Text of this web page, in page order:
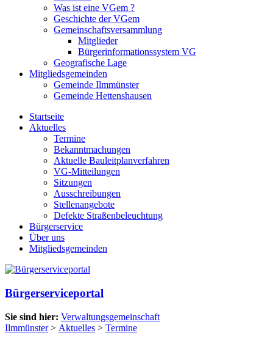
Was ist eine VGem ?
Geschichte der VGem
Gemeinschaftsversammlung
Mitglieder
Bürgerinformationssystem VG
Geografische Lage
Mitgliedsgemeinden
Gemeinde Ilmmünster
Gemeinde Hettenshausen
Startseite
Aktuelles
Termine
Bekanntmachungen
Aktuelle Bauleitplanverfahren
VG-Mitteilungen
Sitzungen
Ausschreibungen
Stellenangebote
Defekte Straßenbeleuchtung
Bürgerservice
Über uns
Mitgliedsgemeinden
Bürgerserviceportal
Sie sind hier: Verwaltungsgemeinschaft
Ilmmünster> Aktuelles > Termine